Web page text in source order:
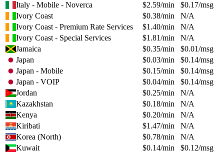
Italy - Mobile - Noverca
$2.59/min $0.17/msg
Ivory Coast
$0.38/min
N/A
Ivory Coast - Premium Rate Services
$1.40/min
N/A
Ivory Coast - Special Services
$1.81/min
N/A
Jamaica
$0.35/min $0.01/msg
Japan
$0.03/min $0.14/msg
Japan - Mobile
$0.15/min $0.14/msg
Japan - VOIP
$0.04/min $0.14/msg
Jordan
$0.25/min
N/A
Kazakhstan
$0.18/min
N/A
Kenya
$0.20/min
N/A
Kiribati
$1.47/min
N/A
Korea (North)
$0.78/min
N/A
Kuwait
$0.14/min $0.12/msg